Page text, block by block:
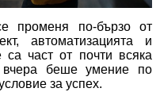
променя по-бързо от
автоматизацията и
са част от почти всяка
беше умение по
за успех.